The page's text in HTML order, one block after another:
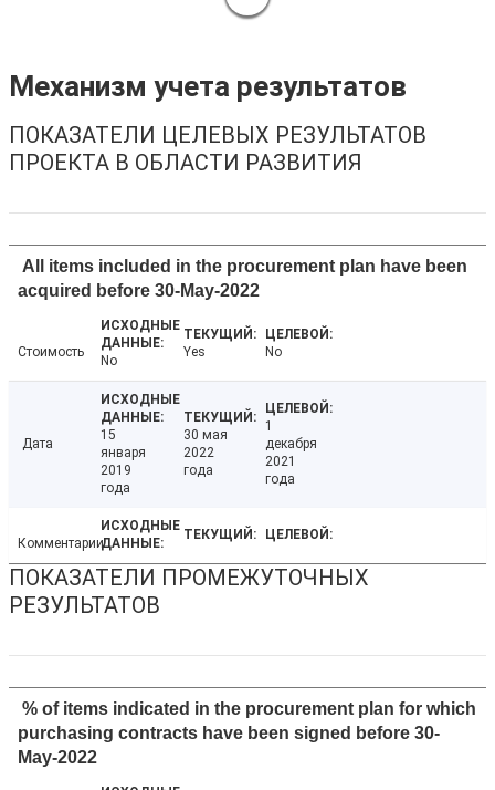
Механизм учета результатов
ПОКАЗАТЕЛИ ЦЕЛЕВЫХ РЕЗУЛЬТАТОВ
ПРОЕКТА В ОБЛАСТИ РАЗВИТИЯ
All items included in the procurement plan have been
acquired before 30-May-2022
Стоимость
No
Yes No
Дата
15
января
2019
года
30 мая
2022
года
1
декабря
2021
года
Комментарии
ПОКАЗАТЕЛИ ПРОМЕЖУТОЧНЫХ
РЕЗУЛЬТАТОВ
% of items indicated in the procurement plan for which
purchasing contracts have been signed before 30-
May-2022